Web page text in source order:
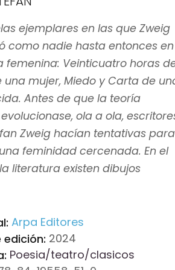
ejemplares en las que Zweig
como nadie hasta entonces
femenina: Veinticuatro horas
una mujer, Miedo y Carta de
Antes de que la teoría
ola a ola,
Zweig hacían tentativas para
feminidad cercenada. En el
literatura existen dibujos
Arpa Editores
edición: 2024
Poesia/teatro/clasicos